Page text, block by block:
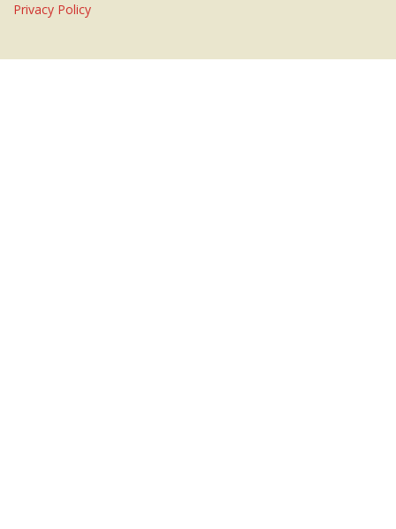
Privacy Policy